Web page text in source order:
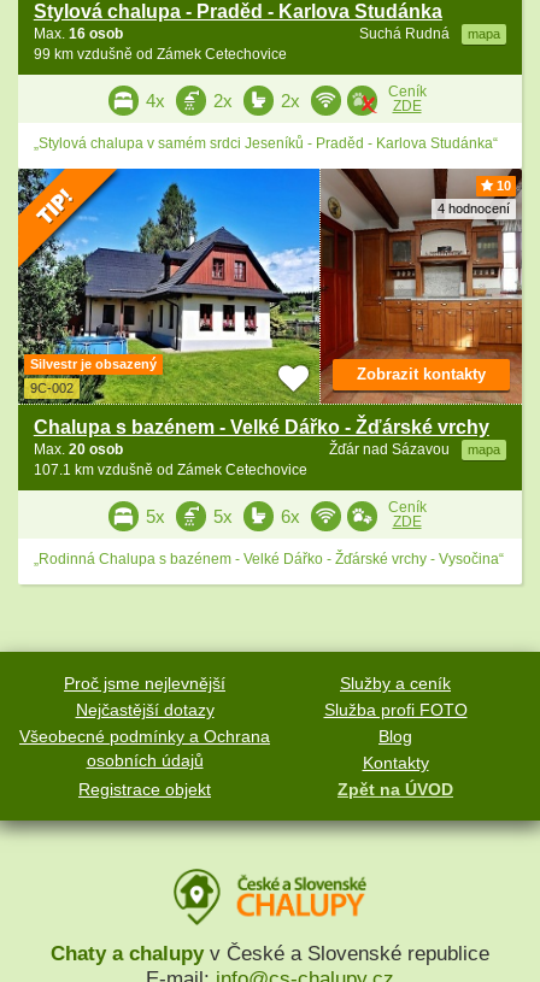
Stylová chalupa - Praděd - Karlova Studánka
Suchá Rudná mapa
Max. 16 osob
99 km vzdušně od Zámek Cetechovice
4x 2x 2x
Ceník
ZDE
„Stylová chalupa v samém srdci Jeseníků - Praděd - Karlova Studánka“
10
4 hodnocení
Silvestr je obsazený
9C-002
Chalupa s bazénem - Velké Dářko - Žďárské vrchy
Žďár nad Sázavou mapa
Max. 20 osob
107.1 km vzdušně od Zámek Cetechovice
Zobrazit kontakty
5x 5x 6x
Ceník
ZDE
„Rodinná Chalupa s bazénem - Velké Dářko - Žďárské vrchy - Vysočina“
Proč jsme nejlevnější
Služby a ceník
Nejčastější dotazy
Služba profi FOTO
Všeobecné podmínky a Ochrana
osobních údajů
Blog
Kontakty
Registrace objekt
Zpět na ÚVOD
Chaty a chalupyv České a Slovenské republice